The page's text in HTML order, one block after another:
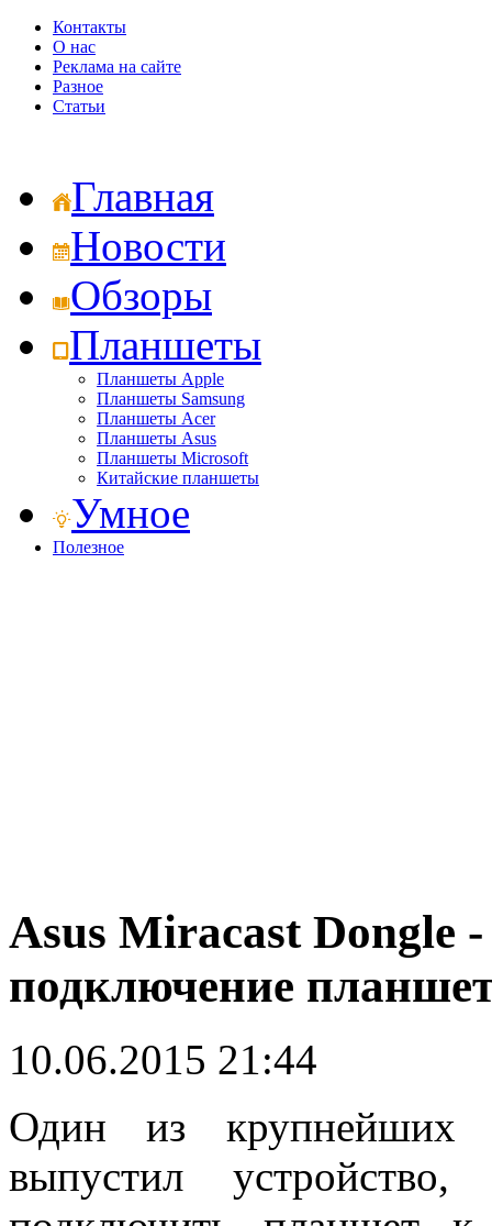
Контакты
О нас
Реклама на сайте
Разное
Статьи
Главная
Новости
Обзоры
Планшеты
Планшеты Apple
Планшеты Samsung
Планшеты Acer
Планшеты Asus
Планшеты Microsoft
Китайские планшеты
Умное
Полезное
Asus Miracast Dongle -
подключение
10.06.2015 21:44
Один из крупнейших
выпустил